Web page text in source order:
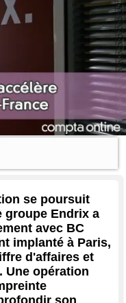
se poursuit
groupe Endrix a
avec BC
implanté à Paris,
d'affaires et
Une opération
son